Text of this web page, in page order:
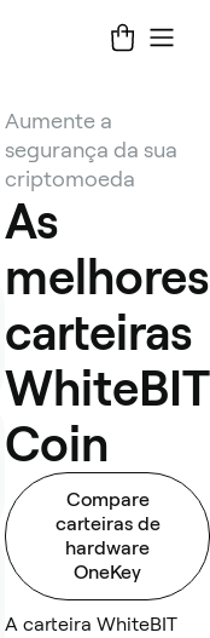
Aumente a
segurança da sua
criptomoeda
As
melhores
carteiras
WhiteBIT
Coin
Compare
carteiras de
hardware
OneKey
A carteira WhiteBIT